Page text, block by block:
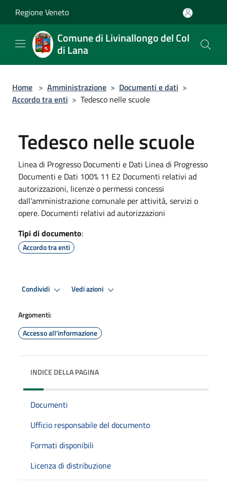
Regione Veneto
Comune di Livinallongo del Col
di Lana
Home > Amministrazione > Documenti e dati >
Accordo tra enti > Tedesco nelle scuole
Tedesco nelle scuole
Linea di Progresso Documenti e Dati Linea di Progresso
Documenti e Dati 100% 11 E2 Documenti relativi ad
autorizzazioni, licenze o permessi concessi
dall'amministrazione comunale per attività, servizi o
opere. Documenti relativi ad autorizzazioni
Tipi di documento:
Accordo tra enti
Condividi Vedi azioni
Argomenti:
Accesso all'informazione
INDICE DELLA PAGINA
Documenti
Ufficio responsabile del documento
Formati disponibili
Licenza di distribuzione